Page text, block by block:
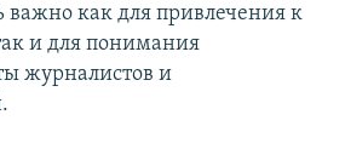
важно как для привлечения к
и для понимания
журналистов и